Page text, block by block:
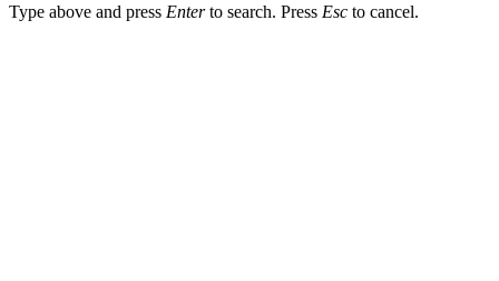
Type above and press Enterto search. Press Esc to cancel.